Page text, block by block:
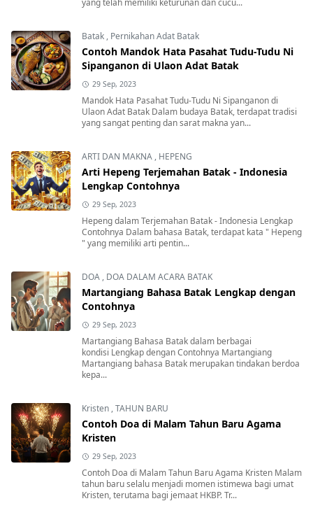
yang telah memiliki keturunan dan cucu...
Batak , Pernikahan Adat Batak
Contoh Mandok Hata Pasahat Tudu-Tudu Ni
Sipanganon di Ulaon Adat Batak
29 Sep, 2023
Mandok Hata Pasahat Tudu-Tudu Ni Sipanganon di
Ulaon Adat Batak Dalam budaya Batak, terdapat tradisi
yang sangat penting dan sarat makna yan...
ARTI DAN MAKNA , HEPENG
Arti Hepeng Terjemahan Batak - Indonesia
Lengkap Contohnya
29 Sep, 2023
Hepeng dalam Terjemahan Batak - Indonesia Lengkap
Contohnya Dalam bahasa Batak, terdapat kata " Hepeng
" yang memiliki arti pentin...
DOA , DOA DALAM ACARA BATAK
Martangiang Bahasa Batak Lengkap dengan
Contohnya
29 Sep, 2023
Martangiang Bahasa Batak dalam berbagai
kondisi Lengkap dengan Contohnya Martangiang
Martangiang bahasa Batak merupakan tindakan berdoa
kepa...
Kristen ,TAHUN BARU
Contoh Doa di Malam Tahun Baru Agama
Kristen
29 Sep, 2023
Contoh Doa di Malam Tahun Baru Agama Kristen Malam
tahun baru selalu menjadi momen istimewa bagi umat
Kristen, terutama bagi jemaat HKBP. Tr...